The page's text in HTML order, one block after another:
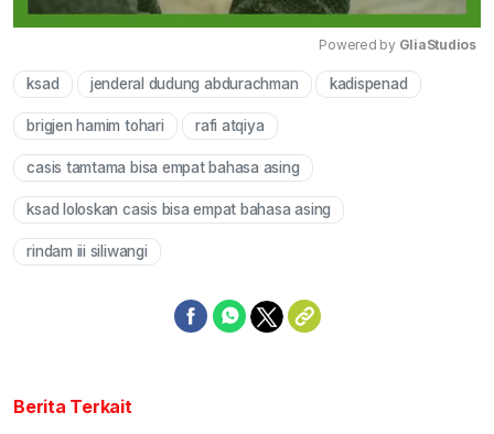
Mute
Powered by GliaStudios
ksad jenderal dudung abdurachman kadispenad
brigjen hamim tohari rafi atqiya
casis tamtama bisa empat bahasa asing
ksad loloskan casis bisa empat bahasa asing
rindam iii siliwangi
Berita Terkait